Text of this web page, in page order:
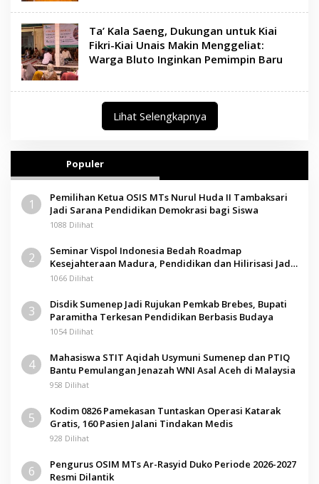
Ta’ Kala Saeng, Dukungan untuk Kiai
Fikri-Kiai Unais Makin Menggeliat:
Warga Bluto Inginkan Pemimpin Baru
Lihat Selengkapnya
Populer
1
Pemilihan Ketua OSIS MTs Nurul Huda II Tambaksari
Jadi Sarana Pendidikan Demokrasi bagi Siswa
1088 Dilihat
2
Seminar Vispol Indonesia Bedah Roadmap
Kesejahteraan Madura, Pendidikan dan Hilirisasi Jadi
Kunci
1066 Dilihat
3
Disdik Sumenep Jadi Rujukan Pemkab Brebes, Bupati
Paramitha Terkesan Pendidikan Berbasis Budaya
1054 Dilihat
4
Mahasiswa STIT Aqidah Usymuni Sumenep dan PTIQ
Bantu Pemulangan Jenazah WNI Asal Aceh di Malaysia
958 Dilihat
5
Kodim 0826 Pamekasan Tuntaskan Operasi Katarak
Gratis, 160 Pasien Jalani Tindakan Medis
928 Dilihat
6
Pengurus OSIM MTs Ar-Rasyid Duko Periode 2026-2027
Resmi Dilantik